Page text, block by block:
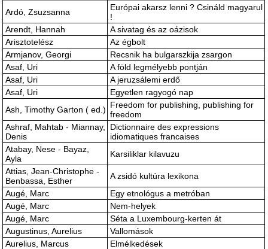
Ardó, Zsuzsanna
Európai akarsz lenni ? Csináld magyarul
!
Arendt, Hannah
A sivatag és az oázisok
Arisztotelész
Az égbolt
Armjanov, Georgi
Recsnik ha bulgarszkija zsargon
Asaf, Uri
A föld legmélyebb pontján
Asaf, Uri
A jeruzsálemi erdő
Asaf, Uri
Egyetlen ragyogó nap
Ash, Timothy Garton ( ed.) Freedom for publishing, publishing for
freedom
Ashraf, Mahtab - Miannay,
Denis
Dictionnaire des expressions
idiomatiques francaises
Atabay, Nese - Bayaz,
Ayla
Karsiliklar kilavuzu
Attias, Jean-Christophe -
Benbassa, Esther
A zsidó kultúra lexikona
Augé, Marc
Egy etnológus a metróban
Augé, Marc
Nem-helyek
Augé, Marc
Séta a Luxembourg-kerten át
Augustinus, Aurelius
Vallomások
Aurelius, Marcus
Elmélkedések